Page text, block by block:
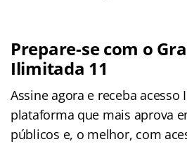
Prepare-se com o
Ilimitada 11
Assine agora e receba acesso
plataforma que mais aprova
públicos e, o melhor, com